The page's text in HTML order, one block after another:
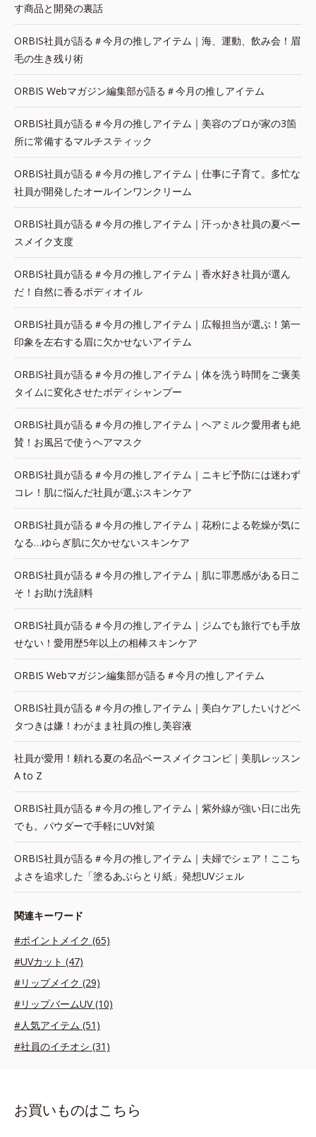
す商品と開発の裏話
ORBIS社員が語る＃今月の推しアイテム｜海、運動、飲み会！眉
毛の生き残り術
ORBIS Webマガジン編集部が語る＃今月の推しアイテム
ORBIS社員が語る＃今月の推しアイテム｜美容のプロが家の3箇
所に常備するマルチスティック
ORBIS社員が語る＃今月の推しアイテム｜仕事に子育て。多忙な
社員が開発したオールインワンクリーム
ORBIS社員が語る＃今月の推しアイテム｜汗っかき社員の夏ベー
スメイク支度
ORBIS社員が語る＃今月の推しアイテム｜香水好き社員が選ん
だ！自然に香るボディオイル
ORBIS社員が語る＃今月の推しアイテム｜広報担当が選ぶ！第一
印象を左右する眉に欠かせないアイテム
ORBIS社員が語る＃今月の推しアイテム｜体を洗う時間をご褒美
タイムに変化させたボディシャンプー
ORBIS社員が語る＃今月の推しアイテム｜ヘアミルク愛用者も絶
賛！お風呂で使うヘアマスク
ORBIS社員が語る＃今月の推しアイテム｜ニキビ予防には迷わず
コレ！肌に悩んだ社員が選ぶスキンケア
ORBIS社員が語る＃今月の推しアイテム｜花粉による乾燥が気に
なる…ゆらぎ肌に欠かせないスキンケア
ORBIS社員が語る＃今月の推しアイテム｜肌に罪悪感がある日こ
そ！お助け洗顔料
ORBIS社員が語る＃今月の推しアイテム｜ジムでも旅行でも手放
せない！愛用歴5年以上の相棒スキンケア
ORBIS Webマガジン編集部が語る＃今月の推しアイテム
ORBIS社員が語る＃今月の推しアイテム｜美白ケアしたいけどベ
タつきは嫌！わがまま社員の推し美容液
社員が愛用！頼れる夏の名品ベースメイクコンビ｜美肌レッスン
A to Z
ORBIS社員が語る＃今月の推しアイテム｜紫外線が強い日に出先
でも。パウダーで手軽にUV対策
ORBIS社員が語る＃今月の推しアイテム｜夫婦でシェア！ここち
よさを追求した「塗るあぶらとり紙」発想UVジェル
関連キーワード
#ポイントメイク (65)
#UVカット (47)
#リップメイク (29)
#リップバームUV (10)
#人気アイテム (51)
#社員のイチオシ (31)
お買いものはこちら